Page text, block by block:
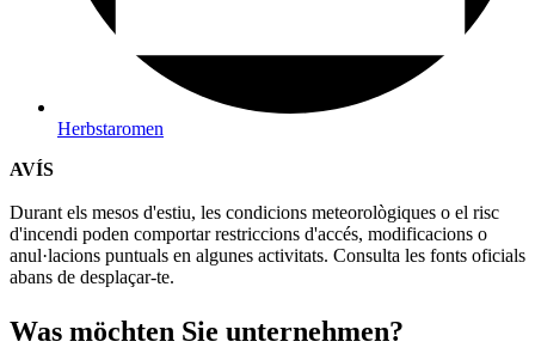
Herbstaromen
AVÍS
Durant els mesos d'estiu, les condicions meteorològiques o el risc
d'incendi poden comportar restriccions d'accés, modificacions o
anul·lacions puntuals en algunes activitats. Consulta les fonts oficials
abans de desplaçar-te.
Was möchten Sie unternehmen?